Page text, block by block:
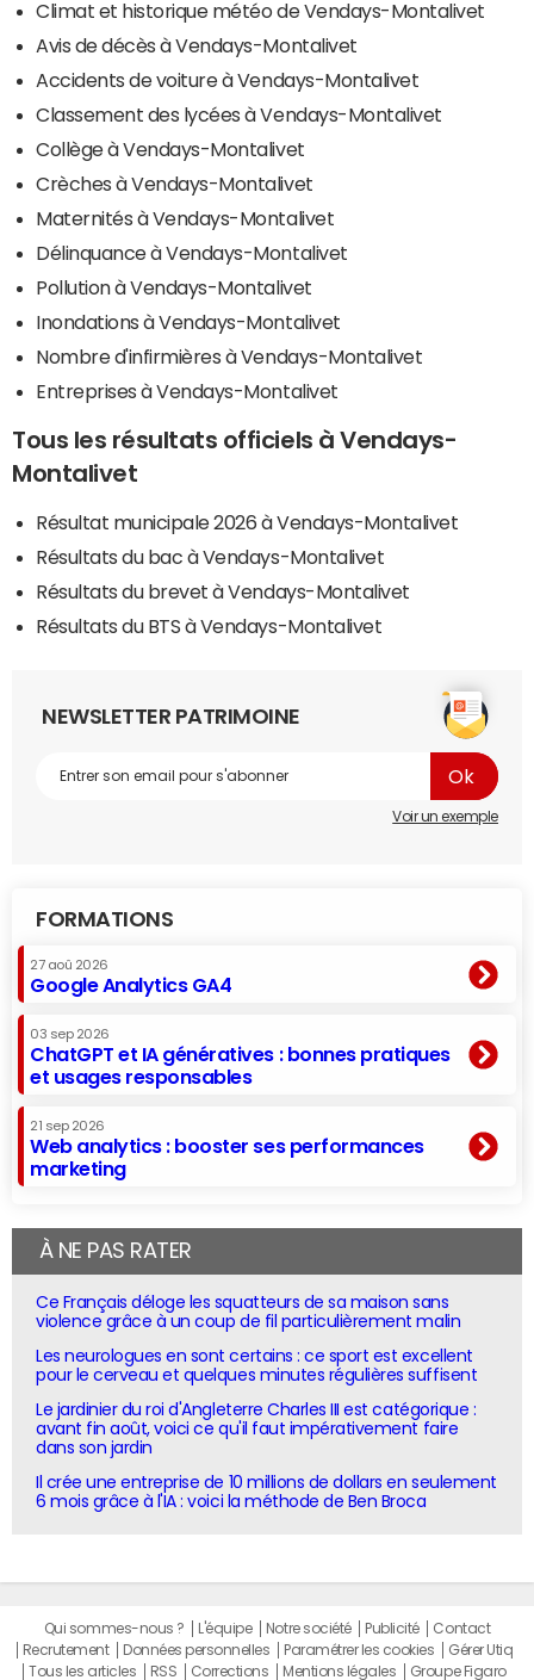
Climat et historique météo de Vendays-Montalivet
Avis de décès à Vendays-Montalivet
Accidents de voiture à Vendays-Montalivet
Classement des lycées à Vendays-Montalivet
Collège à Vendays-Montalivet
Crèches à Vendays-Montalivet
Maternités à Vendays-Montalivet
Délinquance à Vendays-Montalivet
Pollution à Vendays-Montalivet
Inondations à Vendays-Montalivet
Nombre d'infirmières à Vendays-Montalivet
Entreprises à Vendays-Montalivet
Tous les résultats officiels à Vendays-
Montalivet
Résultat municipale 2026 à Vendays-Montalivet
Résultats du bac à Vendays-Montalivet
Résultats du brevet à Vendays-Montalivet
Résultats du BTS à Vendays-Montalivet
NEWSLETTER PATRIMOINE
Voir un exemple
FORMATIONS
27 aoû 2026
Google Analytics GA4
03 sep 2026
ChatGPT et IA génératives : bonnes pratiques
et usages responsables
21 sep 2026
Web analytics : booster ses performances
marketing
À NE PAS RATER
Ce Français déloge les squatteurs de sa maison sans
violence grâce à un coup de fil particulièrement malin
Les neurologues en sont certains : ce sport est excellent
pour le cerveau et quelques minutes régulières suffisent
Le jardinier du roi d'Angleterre Charles III est catégorique :
avant fin août, voici ce qu'il faut impérativement faire
dans son jardin
Il crée une entreprise de 10 millions de dollars en seulement
6 mois grâce à l'IA : voici la méthode de Ben Broca
Qui sommes-nous ? L'équipe Notre société Publicité
Contact
Recrutement
Données personnelles Paramétrer les cookies
Gérer Utiq
Tous les articles
RSS Corrections Mentions légales Groupe Figaro